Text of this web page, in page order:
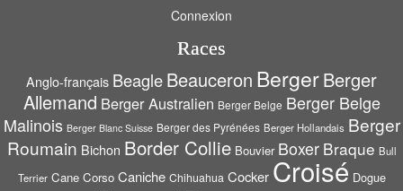
Connexion
Races
Anglo-français BeagleBeauceron BergerBerger
Allemand Berger Australien Berger Belge Berger Belge
Malinois Berger Blanc Suisse Berger des Pyrénées Berger Hollandais Berger
Roumain Bichon Border Collie Bouvier Boxer Braque Bull
Terrier Cane Corso Caniche Chihuahua Cocker Croisé Dogue